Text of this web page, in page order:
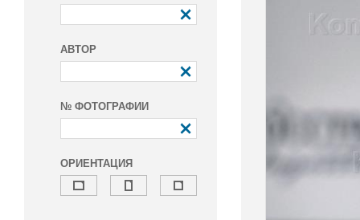
АВТОР
№ ФОТОГРАФИИ
ОРИЕНТАЦИЯ